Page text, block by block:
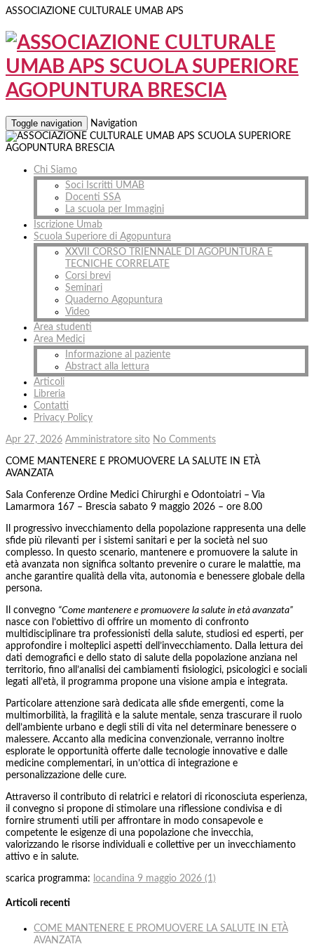
ASSOCIAZIONE CULTURALE UMAB APS
Toggle navigation Navigation
Chi Siamo
Soci Iscritti UMAB
Docenti SSA
La scuola per Immagini
Iscrizione Umab
Scuola Superiore di Agopuntura
XXVII CORSO TRIENNALE DI AGOPUNTURA E
TECNICHE CORRELATE
Corsi brevi
Seminari
Quaderno Agopuntura
Video
Area studenti
Area Medici
Informazione al paziente
Abstract alla lettura
Articoli
Libreria
Contatti
Privacy Policy
Apr 27, 2026 Amministratore sito No Comments
COME MANTENERE E PROMUOVERE LA SALUTE IN ETÀ
AVANZATA
Sala Conferenze Ordine Medici Chirurghi e Odontoiatri – Via
Lamarmora 167 – Brescia sabato 9 maggio 2026 – ore 8.00
Il progressivo invecchiamento della popolazione rappresenta una delle
sfide più rilevanti per i sistemi sanitari e per la società nel suo
complesso. In questo scenario, mantenere e promuovere la salute in
età avanzata non significa soltanto prevenire o curare le malattie, ma
anche garantire qualità della vita, autonomia e benessere globale della
persona.
Il convegno “Come mantenere e promuovere la salute in età avanzata”
nasce con l’obiettivo di offrire un momento di confronto
multidisciplinare tra professionisti della salute, studiosi ed esperti, per
approfondire i molteplici aspetti dell’invecchiamento. Dalla lettura dei
dati demografici e dello stato di salute della popolazione anziana nel
territorio, fino all’analisi dei cambiamenti fisiologici, psicologici e sociali
legati all’età, il programma propone una visione ampia e integrata.
Particolare attenzione sarà dedicata alle sfide emergenti, come la
multimorbilità, la fragilità e la salute mentale, senza trascurare il ruolo
dell’ambiente urbano e degli stili di vita nel determinare benessere o
malessere. Accanto alla medicina convenzionale, verranno inoltre
esplorate le opportunità offerte dalle tecnologie innovative e dalle
medicine complementari, in un’ottica di integrazione e
personalizzazione delle cure.
Attraverso il contributo di relatrici e relatori di riconosciuta esperienza,
il convegno si propone di stimolare una riflessione condivisa e di
fornire strumenti utili per affrontare in modo consapevole e
competente le esigenze di una popolazione che invecchia,
valorizzando le risorse individuali e collettive per un invecchiamento
attivo e in salute.
scarica programma: locandina 9 maggio 2026 (1)
Articoli recenti
COME MANTENERE E PROMUOVERE LA SALUTE IN ETÀ
AVANZATA